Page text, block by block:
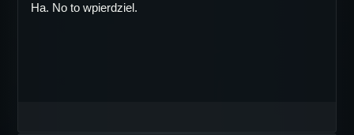
Ha. No to wpierdziel.